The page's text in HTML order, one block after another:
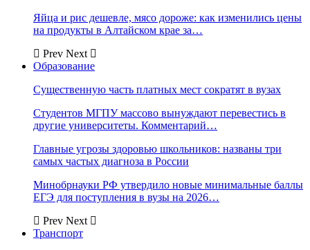
Яйца и рис дешевле, мясо дороже: как изменились цены
на продукты в Алтайском крае за…
Prev Next
Образование
Существенную часть платных мест сократят в вузах
Студентов МГПУ массово вынуждают перевестись в
другие университеты. Комментарий…
Главные угрозы здоровью школьников: названы три
самых частых диагноза в России
Минобрнауки РФ утвердило новые минимальные баллы
ЕГЭ для поступления в вузы на 2026…
Prev Next
Транспорт